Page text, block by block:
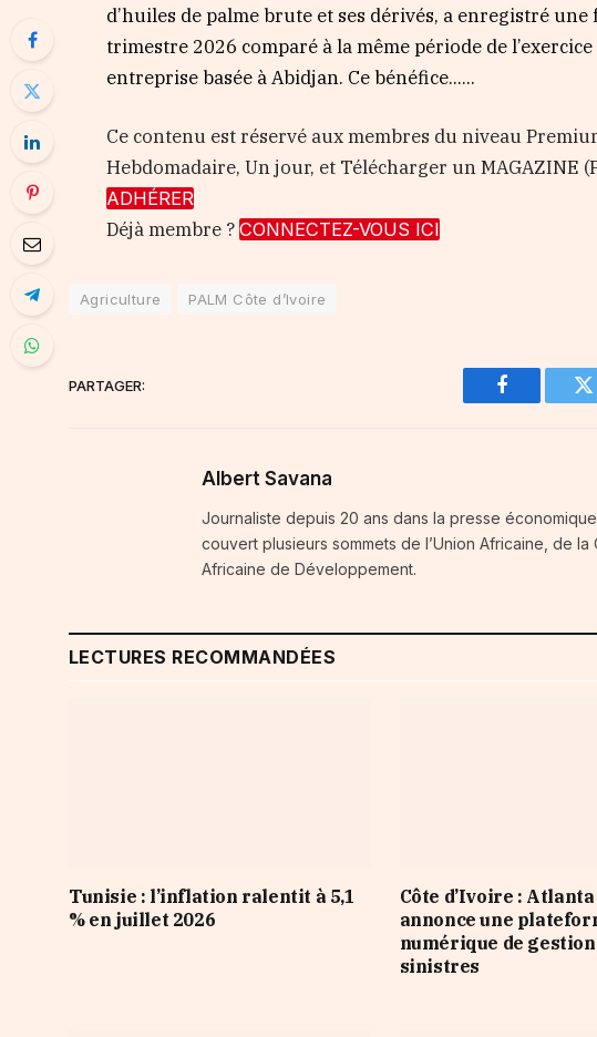
d’huiles de palme brute et ses dérivés, a enregistré
trimestre 2026 comparé à la même période de
entreprise basée à Abidjan. Ce bénéfice…...
Ce contenu est réservé aux membres du niveau
Hebdomadaire, Un jour, et Télécharger un MAGAZINE
ADHÉRER
Déjà membre ?CONNECTEZ-VOUS ICI
Agriculture PALM Côte d’Ivoire
PARTAGER:
Facebook
Albert Savana
Journaliste depuis 20 ans dans la presse
couvert plusieurs sommets de l’Union Africaine, de
Africaine de Développement.
LECTURES RECOMMANDÉES
Tunisie : l’inflation ralentit à 5,1
% en juillet 2026
Côte d’Ivoire :
annonce une
numérique de gestion
sinistres